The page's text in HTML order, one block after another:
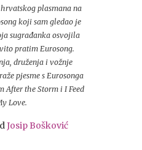
plasmana na
koji sam gledao je
sugrađanka osvojila
pratim Eurosong.
druženja i vožnje
pjesme s Eurosonga
After the Storm i I Feed
Love.
Josip Bošković